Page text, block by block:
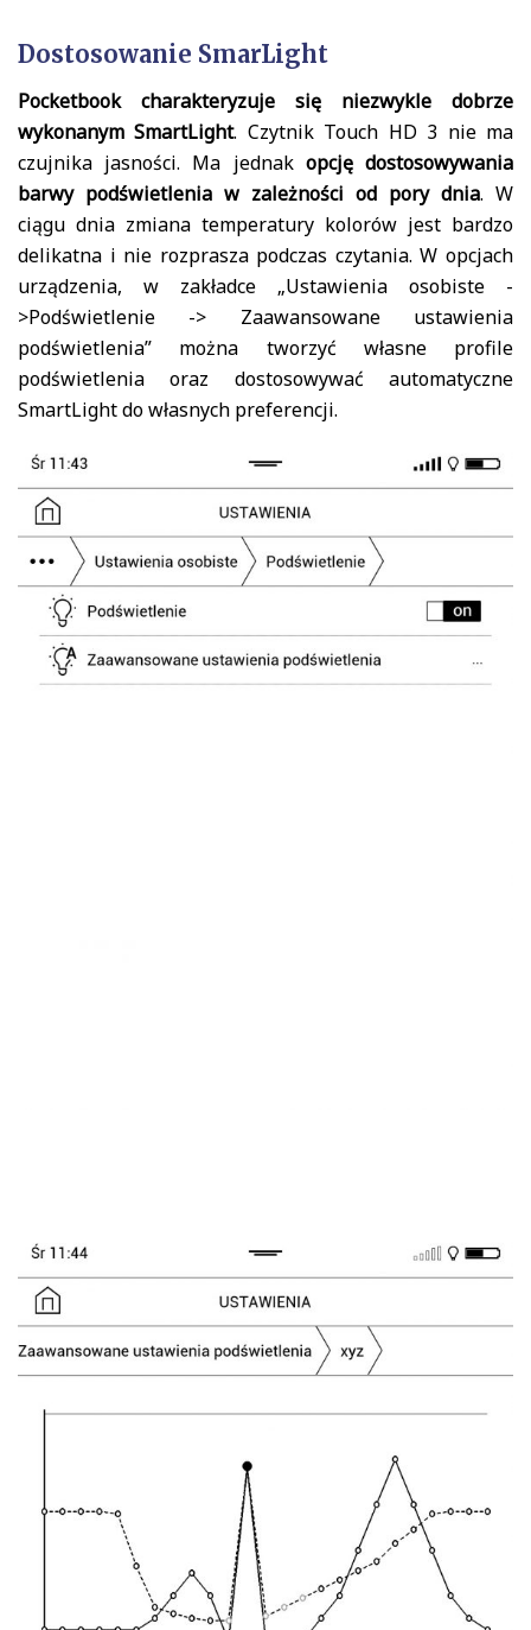
Dostosowanie SmarLight
Pocketbook charakteryzuje się niezwykle dobrze
wykonanym SmartLight. Czytnik Touch HD 3 nie ma
czujnika jasności. Ma jednak opcję dostosowywania
barwy podświetlenia w zależności od pory dnia. W
ciągu dnia zmiana temperatury kolorów jest bardzo
delikatna i nie rozprasza podczas czytania. W opcjach
urządzenia, w zakładce „Ustawienia osobiste -
>Podświetlenie -> Zaawansowane ustawienia
podświetlenia” można tworzyć własne profile
podświetlenia oraz dostosowywać automatyczne
SmartLight do własnych preferencji.